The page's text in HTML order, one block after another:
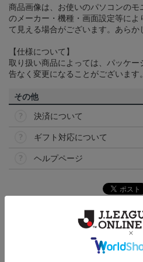
商品画像は、お使いのパソコンの
のメーカー・機種・画面設定等によ
て見える場合がございます。あらか
【仕様について】
取り扱い商品によっては、パッケ
告なく変更になることがございます。
その他
決済について
ギフト対応について
ヘルプページ